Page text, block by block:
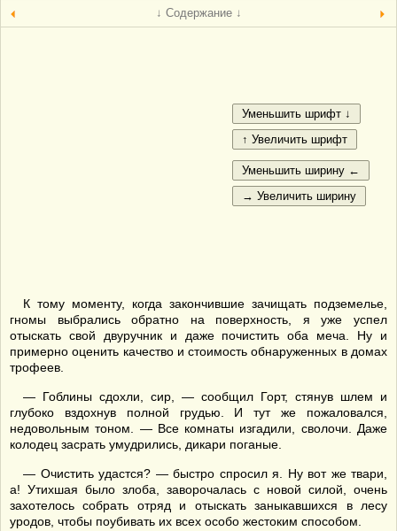
↓ Содержание ↓
К тому моменту, когда закончившие зачищать подземелье,
гномы выбрались обратно на поверхность, я уже успел
отыскать свой двуручник и даже почистить оба меча. Ну и
примерно оценить качество и стоимость обнаруженных в домах
трофеев.
— Гоблины сдохли, сир, — сообщил Горт, стянув шлем и
глубоко вздохнув полной грудью. И тут же пожаловался,
недовольным тоном. — Все комнаты изгадили, сволочи. Даже
колодец засрать умудрились, дикари поганые.
— Очистить удастся? — быстро спросил я. Ну вот же твари,
а! Утихшая было злоба, заворочалась с новой силой, очень
захотелось собрать отряд и отыскать заныкавшихся в лесу
уродов, чтобы поубивать их всех особо жестоким способом.